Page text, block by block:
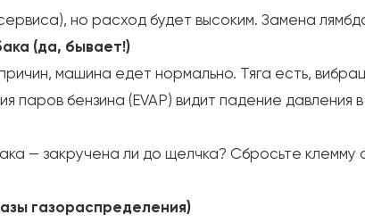
но расход будет высоким. Замена
(да, бывает!)
машина едет нормально. Тяга есть,
паров бензина (EVAP) видит падение давления
— закручена ли до щелчка? Сбросьте клемму
газораспределения)